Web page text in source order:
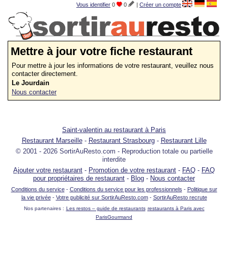
Vous identifier 0 0 | Créer un compte
Mettre à jour votre fiche restaurant
Pour mettre à jour les informations de votre restaurant, veuillez nous
contacter directement.
Le Jourdain
Nous contacter
Saint-valentin au restaurant à Paris
Restaurant Marseille- Restaurant Strasbourg- Restaurant Lille
© 2001 - 2026 SortirAuResto.com - Reproduction totale ou partielle
interdite
Ajouter votre restaurant - Promotion de votre restaurant - FAQ - FAQ
pour propriétaires de restaurant - Blog - Nous contacter
Conditions du service- Conditions du service pour les professionnels - Politique sur
la vie privée- Votre publicité sur SortirAuResto.com- SortirAuResto recrute
Nos partenaires : Les restos – guide de restaurants restaurants à Paris avec
ParisGourmand